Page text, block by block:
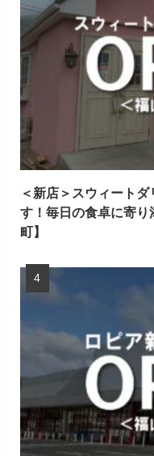
＜新店＞スウィート
す！毎日の食卓に寄
町】